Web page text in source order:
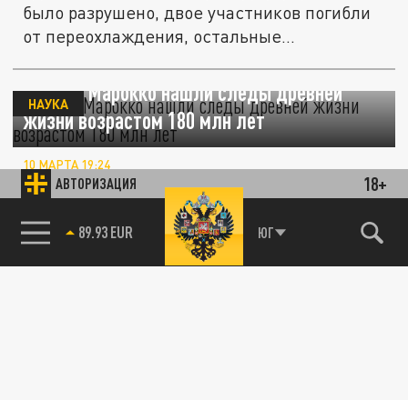
АВТОРИЗАЦИЯ 18+
85.64 BRENT ЮГ
было разрушено, двое участников погибли
от переохлаждения, остальные...
В горах Марокко нашли следы древней
жизни возрастом 180 млн лет
НАУКА
10 МАРТА 19:24
Миллионы лет назад данная местность
была покрыта водой, и следы морских
отложений сохранились в горных породах...